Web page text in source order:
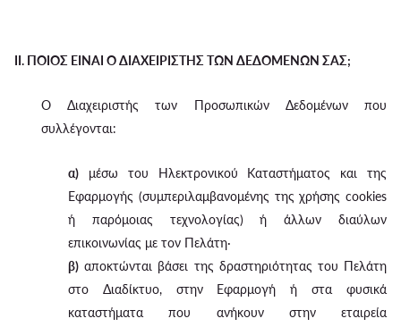
II. ΠΟΙΟΣ ΕΙΝΑΙ Ο ΔΙΑΧΕΙΡΙΣΤΗΣ ΤΩΝ ΔΕΔΟΜΕΝΩΝ ΣΑΣ;
Ο Διαχειριστής των Προσωπικών Δεδομένων που
συλλέγονται:
α) μέσω του Ηλεκτρονικού Καταστήματος και της
Εφαρμογής (συμπεριλαμβανομένης της χρήσης cookies
ή παρόμοιας τεχνολογίας) ή άλλων διαύλων
επικοινωνίας με τον Πελάτη·
β) αποκτώνται βάσει της δραστηριότητας του Πελάτη
στο Διαδίκτυο, στην Εφαρμογή ή στα φυσικά
καταστήματα που ανήκουν στην εταιρεία